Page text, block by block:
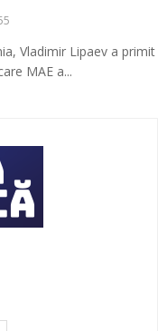
Vladimir Lipaev a primit
MAE a...